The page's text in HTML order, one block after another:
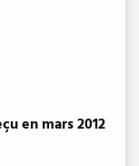
en mars 2012